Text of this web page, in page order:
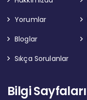
Yorumlar
Bloglar
Sıkça Sorulanlar
Bilgi Sayfaları